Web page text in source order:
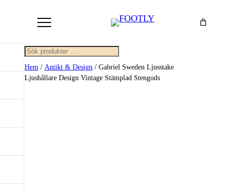
Sök
Hem / Antikt & Design / Gabriel Sweden Ljusstake
Ljushållare Design Vintage Stämplad Stengods